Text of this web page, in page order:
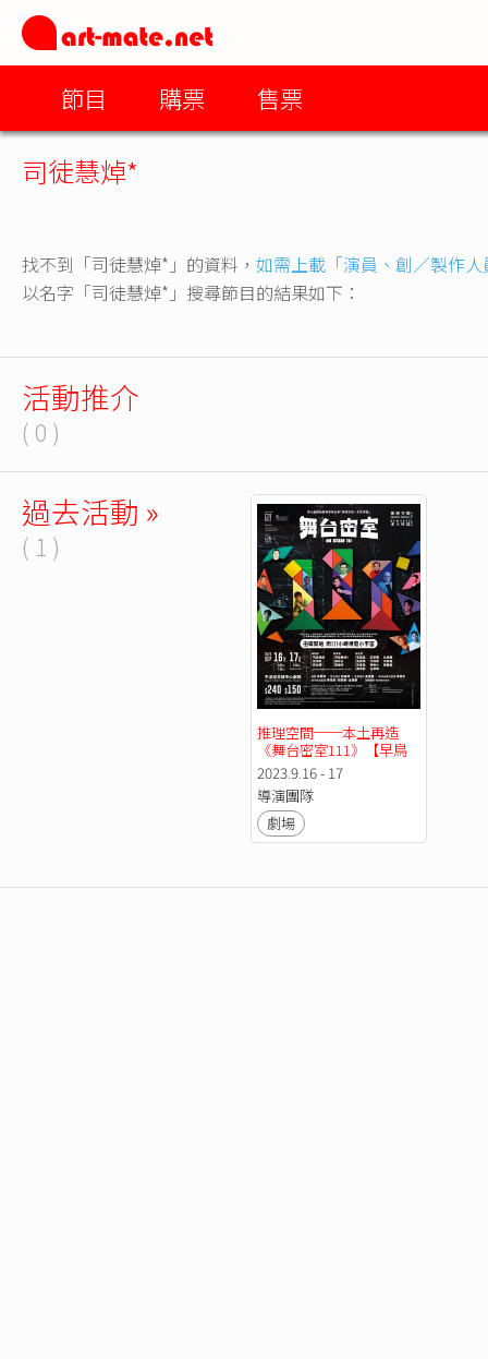
節目 購票 售票
司徒慧焯*
找不到「司徒慧焯*」的資料， 如需上載「演員、創／製作
以名字「司徒慧焯*」搜尋節目的結果如下：
活動推介
( 0 )
過去活動 »
( 1 )
推理空間──本土再造
《舞台密室111》【早鳥
優惠】
2023.9.16 - 17
導演團隊
劇場